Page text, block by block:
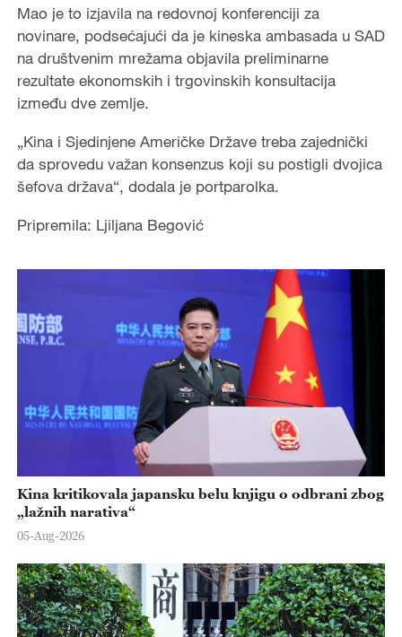
Mao je to izjavila na redovnoj konferenciji za
novinare, podsećajući da je kineska ambasada u SAD
na društvenim mrežama objavila preliminarne
rezultate ekonomskih i trgovinskih konsultacija
između dve zemlje.
„Kina i Sjedinjene Američke Države treba zajednički
da sprovedu važan konsenzus koji su postigli dvojica
šefova država“, dodala je portparolka.
Pripremila: Ljiljana Begović
Kina kritikovala japansku belu knjigu o odbrani zbog
„lažnih narativa“
05-Aug-2026